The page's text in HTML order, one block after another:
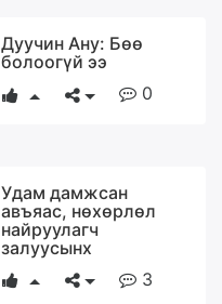
Дуучин Ану: Бөө
болоогүй ээ
0
Удам дамжсан
авъяас, нөхөрлөл
найруулагч
залуусынх
3